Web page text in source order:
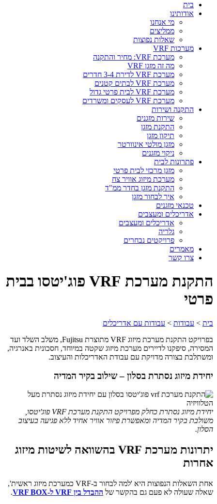
בית
אודותינו
מי אנחנו
ממליצים
שאלות נפוצות
מערכות VRF
מערכת VRF: מחיר והתקנה
מה זה מזגן VRF
מערכת VRF לדירת 3-4 חדרים
מערכת VRF לבתים קטנים
מערכת VRF לבית פרטי גדול
מערכת VRF לעסקים ומשרדים
התקנה ושירות
שירות מזגנים
התקנת מזגן
תיקון מזגן
מזגן מולטי אינוורטר
ניקוי מזגנים
פתרונות לבית
מזגן מרכזי לבית פרטי
מערכת מיזוג אוויר צח
התקנת מזגן בחדר ממ"ד
איך לבחור מזגן
טכנאי מזגנים
אדריכלים ומעצבים
אדריכלים ומעצבים
גלריה
פרויקטים נבחרים
מאמרים
צרו קשר
התקנת מערכת VRF פוג'יטסו בבית
פרטי
בית > עבודות > עבודות עם אדריכלים
בפרויקט התקנת מערכת מיזוג VRF מתוצרת Fujitsu, משלב השלד ועד
המסירה, סיפקנו לדיירים מערכת מיזוג שקטה במיוחד, חסכונית באנרגיה,
ומשתלבת בצורה מדויקת עם עבודת האדריכלות והעיצוב.
יחידת מיזוג נסתרת בסלון – שילוב בקיר המדיה
יחידת מיזוג נסתרת כחלק מפרויקט התקנת מערכת VRF פוג'יטסו,
משולבת בקיר המדיה ומאפשרת פיזור אוויר אחיד ללא פגיעה בעיצוב
הסלון.
יתרונות מערכת VRF בהשוואה לשיטות מיזוג
אחרות
אחת השאלות הנפוצות היא 'למה לבחור ב-VRF כמערכת מיזוג ראשית',
שאלה שעולה לא פעם גם בהקשר של ההבדל בין VRF ל-VRF BOX
.